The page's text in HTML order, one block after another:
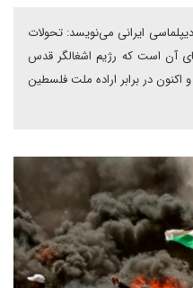
ایرانی می‌نویسد: تحولات
آن است که رژیم اشغالگر قدس
اکنون در برابر اراده ملت فلسطین